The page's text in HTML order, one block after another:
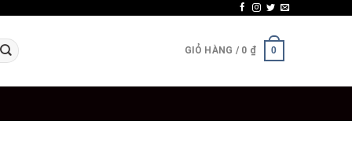
GIỎ HÀNG / 0 ₫ 0